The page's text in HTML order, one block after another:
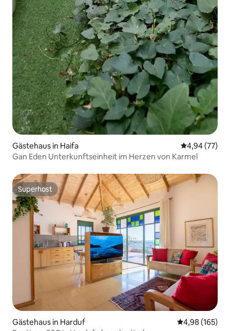
Gästehaus in Haifa
4,94 (77)
Gan Eden Unterkunftseinheit im Herzen von Karmel
Superhost
Superhost
Gästehaus in Harduf
4,98 (165)